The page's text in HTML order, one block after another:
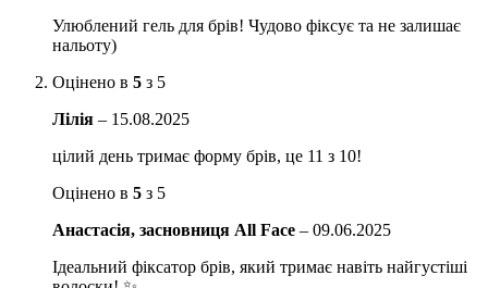
Улюблений гель для брів! Чудово фіксує та не залишає
нальоту)
Оцінено в 5 з 5
Лілія – 15.08.2025
цілий день тримає форму брів, це 11 з 10!
Оцінено в 5 з 5
Анастасія, засновниця All Face – 09.06.2025
Ідеальний фіксатор брів, який тримає навіть найгустіші